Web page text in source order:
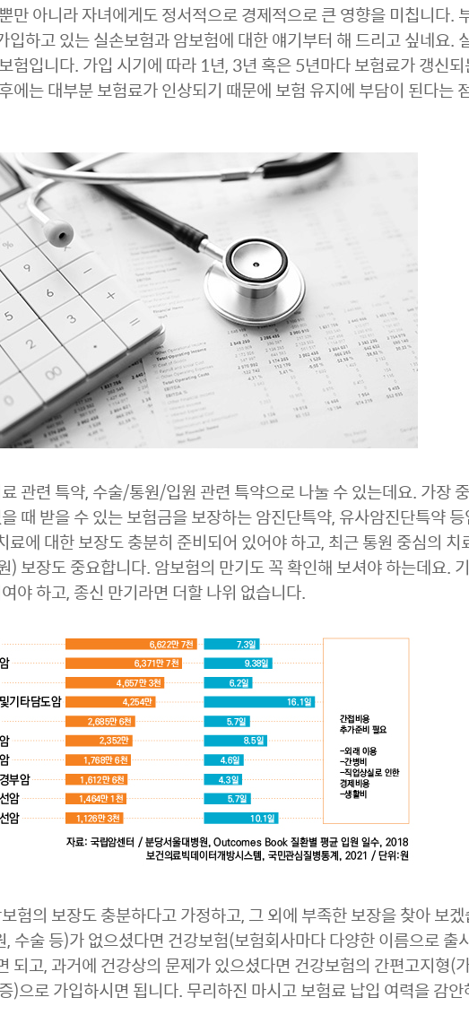
만 아니라 자녀에게도 정서적으로 경제적으로 큰 영향을 미칩니다.
입하고 있는 실손보험과 암보험에 대한 얘기부터 해 드리고 싶네요.
험입니다. 가입 시기에 따라 1년, 3년 혹은 5년마다 보험료가 갱신
에는 대부분 보험료가 인상되기 때문에 보험 유지에 부담이 된다는
관련 특약, 수술/통원/입원 관련 특약으로 나눌 수 있는데요. 가장
때 받을 수 있는 보험금을 보장하는 암진단특약, 유사암진단특약
에 대한 보장도 충분히 준비되어 있어야 하고, 최근 통원 중심의 치
) 보장도 중요합니다. 암보험의 만기도 꼭 확인해 보셔야 하는데요.
야 하고, 종신 만기라면 더할 나위 없습니다.
험의 보장도 충분하다고 가정하고, 그 외에 부족한 보장을 찾아 보
수술 등)가 없으셨다면 건강보험(보험회사마다 다양한 이름으로 출
되고, 과거에 건강상의 문제가 있으셨다면 건강보험의 간편고지형(
)으로 가입하시면 됩니다. 무리하진 마시고 보험료 납입 여력을 감